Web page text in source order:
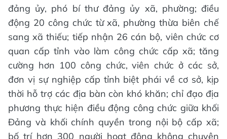
đảng ủy, phó bí thư đảng ủy xã, phường; điều
động 20 công chức từ xã, phường thừa biên chế
sang xã thiếu; tiếp nhận 26 cán bộ, viên chức cơ
quan cấp tỉnh vào làm công chức cấp xã; tăng
cường hơn 100 công chức, viên chức ở các sở,
đơn vị sự nghiệp cấp tỉnh biệt phái về cơ sở, kịp
thời hỗ trợ các địa bàn còn khó khăn; chỉ đạo địa
phương thực hiện điều động công chức giữa khối
Đảng và khối chính quyền trong nội bộ cấp xã;
bố trí hơn 300 người hoạt động không chuyên